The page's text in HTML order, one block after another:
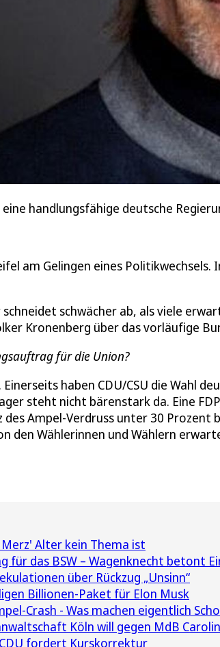
handlungsfähige deutsche
am Gelingen eines Politikwechsels.
schwächer ab, als viele
Kronenberg über das vorläufige
für die Union?
haben CDU/CSU die Wahl
steht nicht bärenstark da. Eine
Ampel-Verdruss unter 30 Prozent
den Wählerinnen und Wählern
Alter kein Thema ist
für das BSW – Wagenknecht betont
über Rückzug „Unsinn“
Billionen-Paket für Elon Musk
Crash - Was machen eigentlich
Köln will gegen MdB
fordert Kurskorrektur